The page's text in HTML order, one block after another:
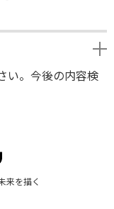
い。今後の内容検
来を描く